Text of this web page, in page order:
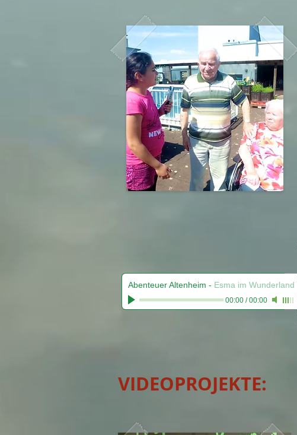
Abenteuer Altenheim - Esma im Wunderland
00:00/00:00
VIDEOPROJEKTE: